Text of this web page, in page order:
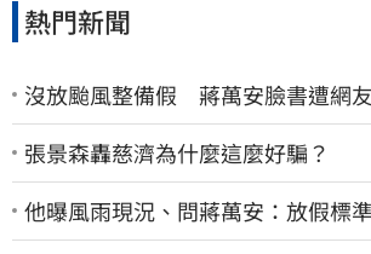
熱門新聞
沒放颱風整備假 蔣萬安臉書遭網
張景森轟慈濟為什麼這麼好騙？
他曝風雨現況、問蔣萬安：放假標